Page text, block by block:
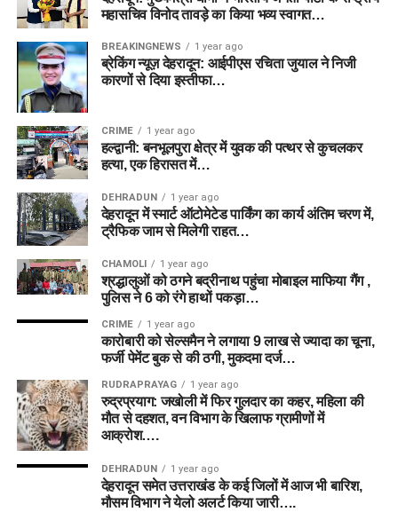
महासचिव विनोद तावड़े का किया भव्य स्वागत…
BREAKINGNEWS 1 year ago
ब्रेकिंग न्यूज़ देहरादून: आईपीएस रचिता जुयाल ने निजी
कारणों से दिया इस्तीफा…
CRIME 1 year ago
हल्द्वानी: बनभूलपुरा क्षेत्र में युवक की पत्थर से कुचलकर
हत्या, एक हिरासत में…
DEHRADUN 1 year ago
देहरादून में स्मार्ट ऑटोमेटेड पार्किंग का कार्य अंतिम चरण में,
ट्रैफिक जाम से मिलेगी राहत…
CHAMOLI 1 year ago
श्रद्धालुओं को ठगने बद्रीनाथ पहुंचा मोबाइल माफिया गैंग ,
पुलिस ने 6 को रंगे हाथों पकड़ा…
CRIME 1 year ago
कारोबारी को सेल्समैन ने लगाया 9 लाख से ज्यादा का चूना,
फर्जी पेमेंट बुक से की ठगी, मुकदमा दर्ज…
RUDRAPRAYAG 1 year ago
रुद्रप्रयाग: जखोली में फिर गुलदार का कहर, महिला की
मौत से दहशत, वन विभाग के खिलाफ ग्रामीणों में
आक्रोश….
DEHRADUN 1 year ago
देहरादून समेत उत्तराखंड के कई जिलों में आज भी बारिश,
मौसम विभाग ने येलो अलर्ट किया जारी….